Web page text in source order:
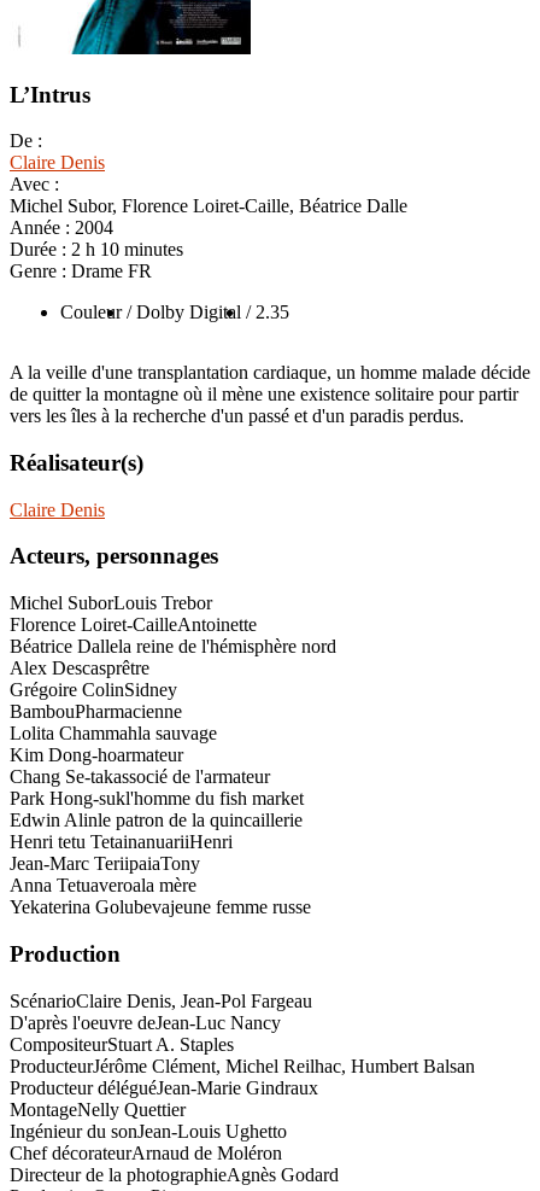
L’Intrus
De :
Claire Denis
Avec :
Michel Subor, Florence Loiret-Caille, Béatrice Dalle
Année : 2004
Durée : 2 h 10 minutes
Genre : Drame FR
Couleur / Dolby Digital / 2.35
A la veille d'une transplantation cardiaque, un homme malade décide
de quitter la montagne où il mène une existence solitaire pour partir
vers les îles à la recherche d'un passé et d'un paradis perdus.
Réalisateur(s)
Claire Denis
Acteurs, personnages
Michel SuborLouis Trebor
Florence Loiret-CailleAntoinette
Béatrice Dallela reine de l'hémisphère nord
Alex Descasprêtre
Grégoire ColinSidney
BambouPharmacienne
Lolita Chammahla sauvage
Kim Dong-hoarmateur
Chang Se-takassocié de l'armateur
Park Hong-sukl'homme du fish market
Edwin Alinle patron de la quincaillerie
Henri tetu TetainanuariiHenri
Jean-Marc TeriipaiaTony
Anna Tetuaveroala mère
Yekaterina Golubevajeune femme russe
Production
ScénarioClaire Denis, Jean-Pol Fargeau
D'après l'oeuvre deJean-Luc Nancy
CompositeurStuart A. Staples
ProducteurJérôme Clément, Michel Reilhac, Humbert Balsan
Producteur déléguéJean-Marie Gindraux
MontageNelly Quettier
Ingénieur du sonJean-Louis Ughetto
Chef décorateurArnaud de Moléron
Directeur de la photographieAgnès Godard